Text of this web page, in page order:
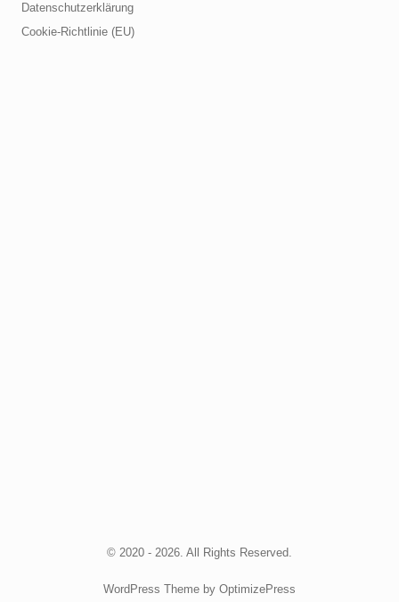
Datenschutzerklärung
Cookie-Richtlinie (EU)
© 2020 - 2026. All Rights Reserved.
WordPress Theme by OptimizePress